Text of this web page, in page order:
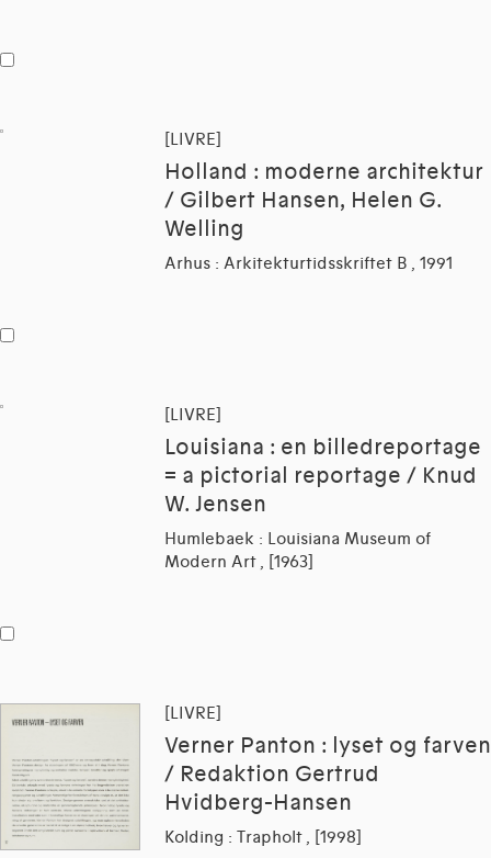
[LIVRE]
Holland : moderne architektur
/ Gilbert Hansen, Helen G.
Welling
Arhus : Arkitekturtidsskriftet B , 1991
[LIVRE]
Louisiana : en billedreportage
= a pictorial reportage / Knud
W. Jensen
Humlebaek : Louisiana Museum of
Modern Art , [1963]
[LIVRE]
Verner Panton : lyset og farven
/ Redaktion Gertrud
Hvidberg-Hansen
Kolding : Trapholt , [1998]